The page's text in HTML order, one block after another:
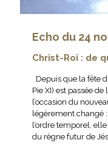
Echo du 24
Christ-Roi : de
Depuis que la fête
Pie XI) est passée
l’occasion du
légèrement changé
l’ordre temporel,
du règne futur de